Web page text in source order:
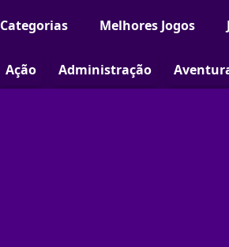
Categorias Melhores Jogos
Ação Administração